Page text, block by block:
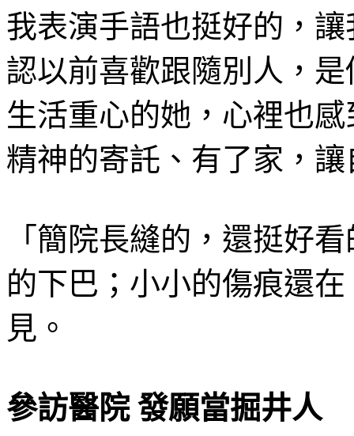
我表演手語也挺好的，
認以前喜歡跟隨別人，
生活重心的她，心裡也
精神的寄託、有了家，
「簡院長縫的，還挺好
的下巴；小小的傷痕還
見。
參訪醫院 發願當掘井人